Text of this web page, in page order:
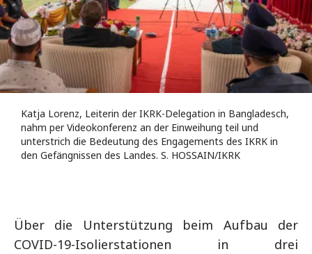
Katja Lorenz, Leiterin der IKRK-Delegation in Bangladesch,
nahm per Videokonferenz an der Einweihung teil und
unterstrich die Bedeutung des Engagements des IKRK in
den Gefängnissen des Landes. S. HOSSAIN/IKRK
Über die Unterstützung beim Aufbau der
COVID-19-Isolierstationen in drei